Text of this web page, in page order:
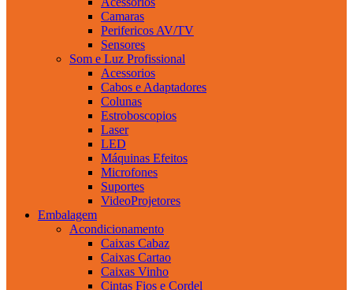
Camaras
Perifericos AV/TV
Sensores
Som e Luz Profissional
Acessorios
Cabos e Adaptadores
Colunas
Estroboscopios
Laser
LED
Máquinas Efeitos
Microfones
Suportes
VideoProjetores
Embalagem
Acondicionamento
Caixas Cabaz
Caixas Cartao
Caixas Vinho
Cintas Fios e Cordel